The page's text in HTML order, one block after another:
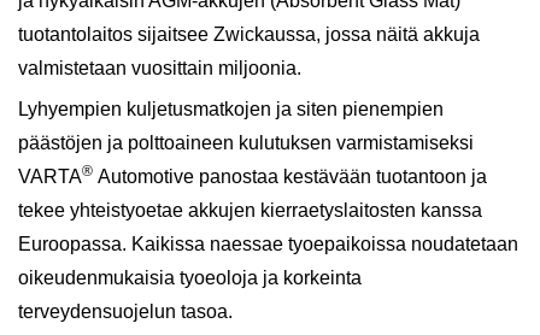
tuotantolaitos sijaitsee Zwickaussa, jossa näitä akkuja
valmistetaan vuosittain miljoonia.
Lyhyempien kuljetusmatkojen ja siten pienempien
päästöjen ja polttoaineen kulutuksen varmistamiseksi
VARTA® Automotive panostaa kestävään tuotantoon ja
tekee yhteistyoetae akkujen kierraetyslaitosten kanssa
Euroopassa. Kaikissa naessae tyoepaikoissa noudatetaan
oikeudenmukaisia tyoeoloja ja korkeinta
terveydensuojelun tasoa.